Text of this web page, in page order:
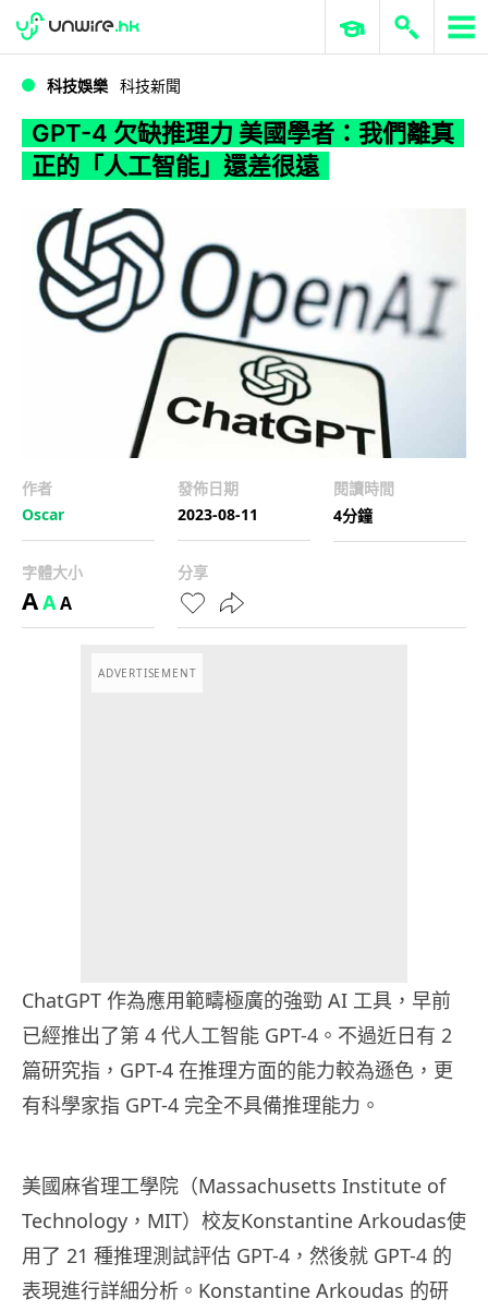
WWDC 2026 ERP 與商業 AI
科技娛樂 科技新聞
GPT-4 欠缺推理力 美國學者：我們離真
正的「人工智能」還差很遠
作者
Oscar
發佈日期
2023-08-11
閱讀時間
4分鐘
字體大小
AAA
分享
ADVERTISEMENT
ChatGPT 作為應用範疇極廣的強勁 AI 工具，早前
已經推出了第 4 代人工智能 GPT-4。不過近日有 2
篇研究指，GPT-4 在推理方面的能力較為遜色，更
有科學家指 GPT-4 完全不具備推理能力。
美國麻省理工學院（Massachusetts Institute of
Technology，MIT）校友Konstantine Arkoudas使
用了 21 種推理測試評估 GPT-4，然後就 GPT-4 的
表現進行詳細分析。Konstantine Arkoudas 的研